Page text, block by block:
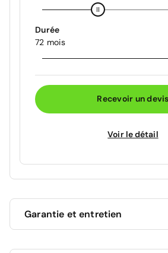
Durée
72 mois
Recevoir un devis
Voir le détail
Garantie et entretien